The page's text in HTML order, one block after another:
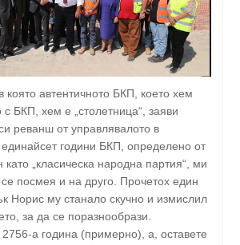
която автентичното БКП, което хем
БКП, хем е „столетница“, заяви
реванш от управлявалото в
години БКП, определено от
„класическа народна партия“, ми
посмея и на друго. Прочетох един
Норис му станало скучно и измислил
за да се поразнообрази.
а година (примерно), а, оставете